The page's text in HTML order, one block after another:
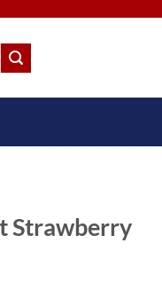
Strawberry